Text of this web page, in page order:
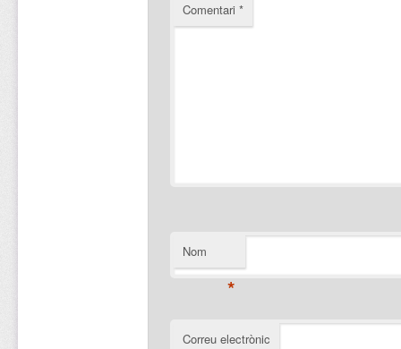
Comentari *
Nom
*
Correu electrònic